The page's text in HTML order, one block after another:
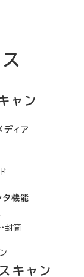
ャン
ディア
タ機能
封筒
キャン